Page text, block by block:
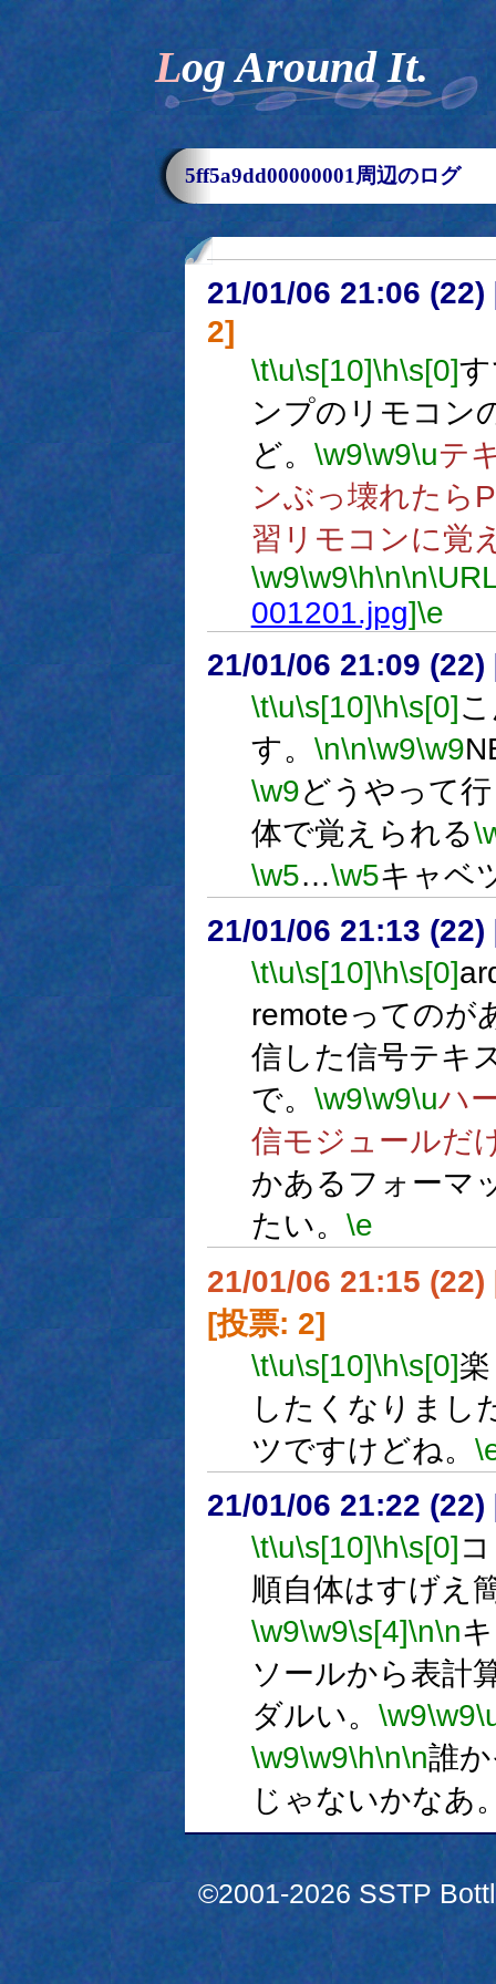
Log Around It.
5ff5a9dd00000001周辺のログ
21/01/06 21:06 (22)
2]
\t\u\s[10]\h\s[0]
ンプのリモコン
ど。 \w9\w9\uテ
ンぶっ壊れたら
習リモコンに覚
\w9\w9\h\n\n
001201.jpg]\e
21/01/06 21:09 (22)
\t\u\s[10]\h\s[0]
す。 \n\n\w9\w9
\w9どうやって
体で覚えられる
\w5…\w5キャベ
21/01/06 21:13 (22)
\t\u\s[10]\h\s[0]
remoteってのが
信した信号テキ
で。 \w9\w9\uハ
信モジュールだ
かあるフォーマ
たい。 \e
21/01/06 21:15 (22)
[投票: 2]
\t\u\s[10]\h\s[0]
したくなりまし
ツですけどね。
21/01/06 21:22 (22)
\t\u\s[10]\h\s[0]
順自体はすげえ
\w9\w9\s[4]\n\n
ソールから表計
ダルい。 \w9\w9
\w9\w9\h\n\n誰
じゃないかなあ
©2001-2026 SSTP